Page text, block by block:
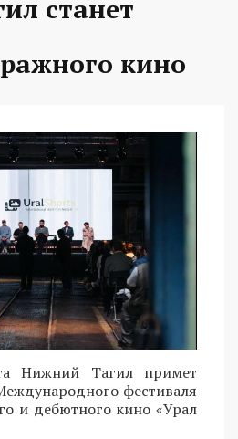
станет
кино
Нижний Тагил примет
фестиваля
и дебютного кино «Урал